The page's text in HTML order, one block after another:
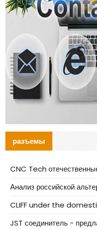
разъемы